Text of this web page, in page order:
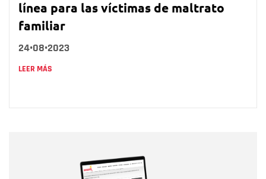
línea para las víctimas de maltrato
familiar
24•08•2023
LEER MÁS